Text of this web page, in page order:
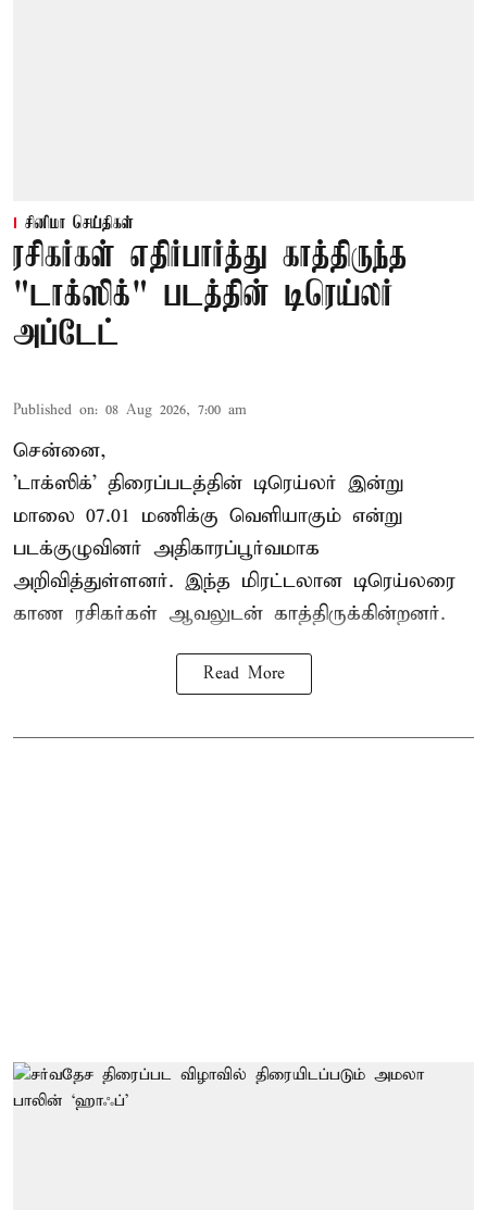
சினிமா செய்திகள்
ரசிகர்கள் எதிர்பார்த்து காத்திருந்த
"டாக்ஸிக்" படத்தின் டிரெய்லர்
அப்டேட்
Published on: 08 Aug 2026, 7:00 am
சென்னை,
'டாக்ஸிக்' திரைப்படத்தின் டிரெய்லர் இன்று
மாலை 07.01 மணிக்கு வெளியாகும் என்று
படக்குழுவினர் அதிகாரப்பூர்வமாக
அறிவித்துள்ளனர். இந்த மிரட்டலான டிரெய்லரை
காண ரசிகர்கள் ஆவலுடன் காத்திருக்கின்றனர்.
Read More